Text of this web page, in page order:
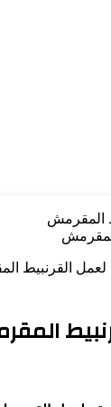
القرنبيط